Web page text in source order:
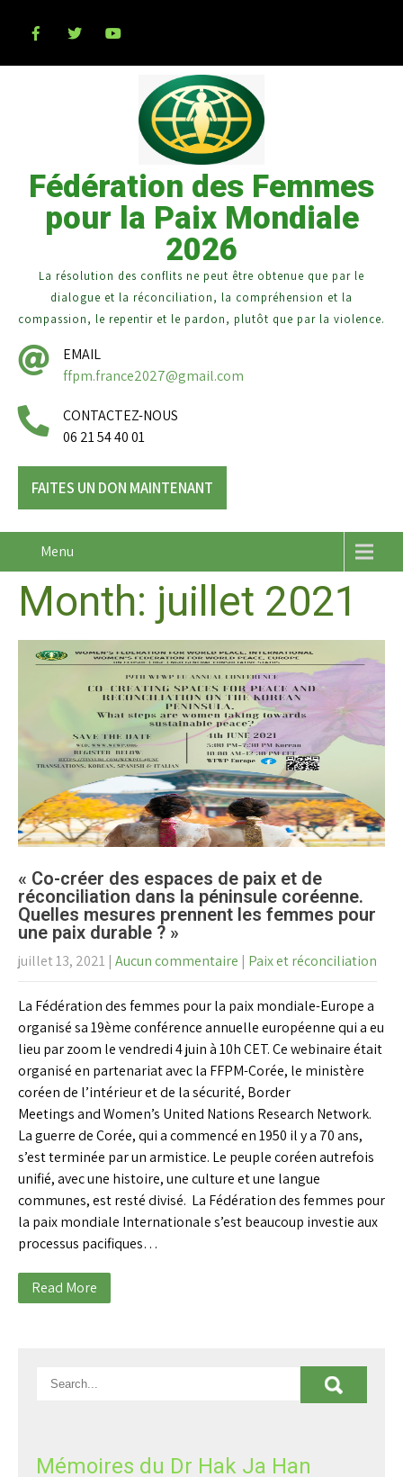
Fédération des Femmes
pour la Paix Mondiale
2026
La résolution des conflits ne peut être obtenue que par le
dialogue et la réconciliation, la compréhension et la
compassion, le repentir et le pardon, plutôt que par la violence.
EMAIL
ffpm.france2027@gmail.com
CONTACTEZ-NOUS
06 21 54 40 01
FAITES UN DON MAINTENANT
Menu
Month: juillet 2021
« Co-créer des espaces de paix et de
réconciliation dans la péninsule coréenne.
Quelles mesures prennent les femmes pour
une paix durable ? »
juillet 13, 2021 | Aucun commentaire | Paix et réconciliation
La Fédération des femmes pour la paix mondiale-Europe a
organisé sa 19ème conférence annuelle européenne qui a eu
lieu par zoom le vendredi 4 juin à 10h CET. Ce webinaire était
organisé en partenariat avec la FFPM-Corée, le ministère
coréen de l’intérieur et de la sécurité, Border
Meetings and Women’s United Nations Research Network.
La guerre de Corée, qui a commencé en 1950 il y a 70 ans,
s’est terminée par un armistice. Le peuple coréen autrefois
unifié, avec une histoire, une culture et une langue
communes, est resté divisé. La Fédération des femmes pour
la paix mondiale Internationale s’est beaucoup investie aux
processus pacifiques…
Read More
Mémoires du Dr Hak Ja Han